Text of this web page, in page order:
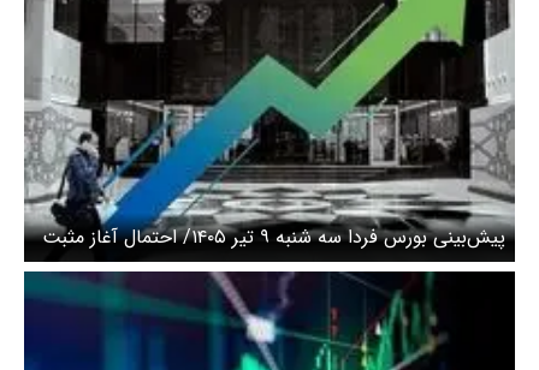
پیش‌بینی بورس فردا سه شنبه ۹ تیر ۱۴۰۵/ احتمال آغاز مثبت
معاملات در روز آینده